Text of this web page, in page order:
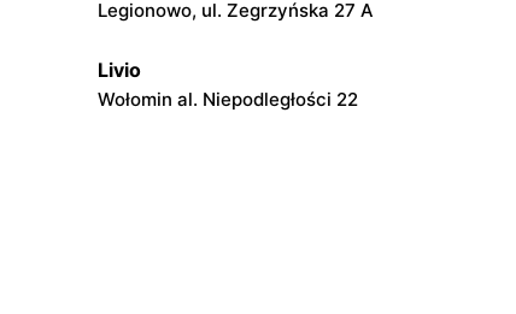
Legionowo, ul. Zegrzyńska 27 A
Livio
Wołomin al. Niepodległości 22